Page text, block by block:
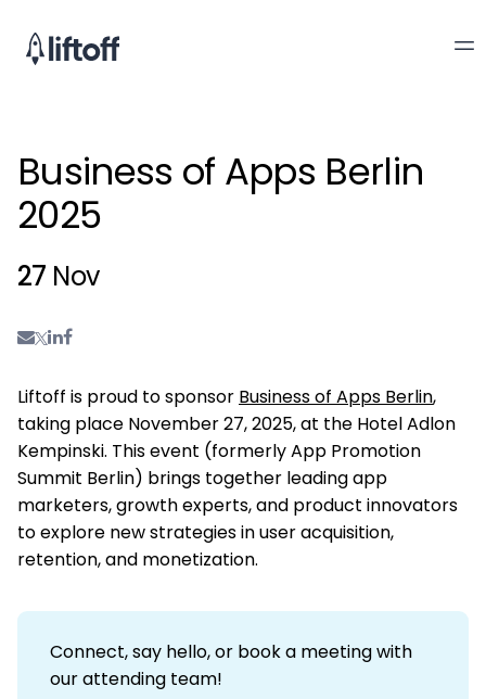
Business of Apps Berlin
2025
27 Nov
Liftoff is proud to sponsor Business of Apps Berlin,
taking place November 27, 2025, at the Hotel Adlon
Kempinski. This event (formerly App Promotion
Summit Berlin) brings together leading app
marketers, growth experts, and product innovators
to explore new strategies in user acquisition,
retention, and monetization.
Connect, say hello, or book a meeting with
our attending team!